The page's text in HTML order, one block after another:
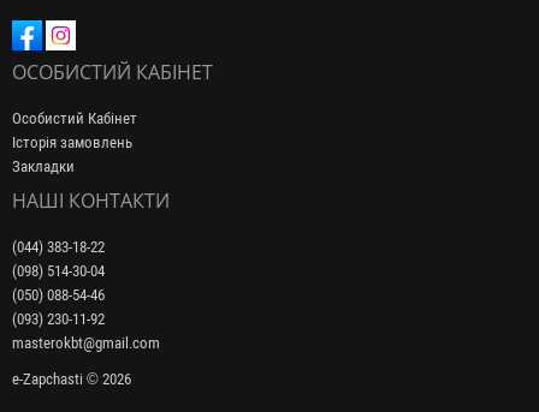
ОСОБИСТИЙ КАБІНЕТ
Особистий Кабінет
Історія замовлень
Закладки
НАШІ КОНТАКТИ
(044) 383-18-22
(098) 514-30-04
(050) 088-54-46
(093) 230-11-92
masterokbt@gmail.com
e-Zapchasti © 2026